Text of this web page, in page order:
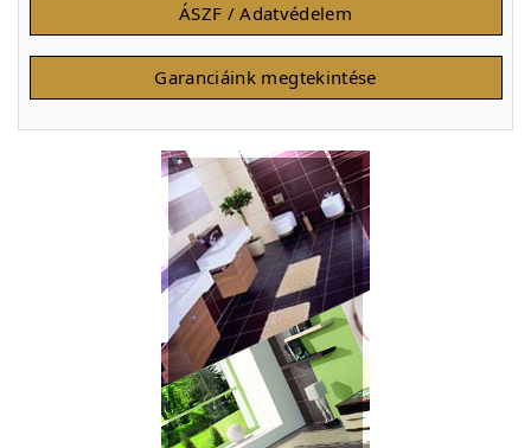
ÁSZF / Adatvédelem
Garanciáink megtekintése